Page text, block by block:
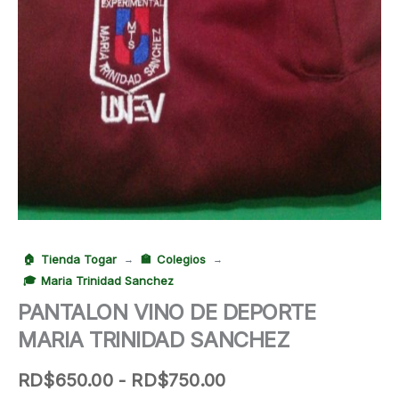
Tienda Togar → Colegios →
Maria Trinidad Sanchez
PANTALON VINO DE DEPORTE
MARIA TRINIDAD SANCHEZ
RD$650.00 - RD$750.00Rango